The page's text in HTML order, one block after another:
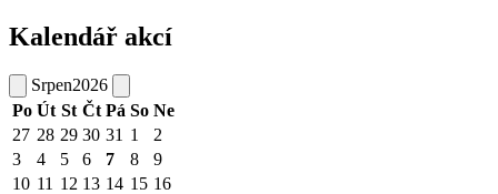
Kalendář akcí
Srpen2026
Po Út St Čt Pá So Ne
27 28 29 30 31 1
2
3
4 5 6 7 8
9
10 11 12 13 14 15 16